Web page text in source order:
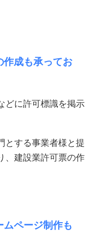
作成も承ってお
どに許可標識を掲示
とする事業者様と提
、建設業許可票の作
ページ制作も